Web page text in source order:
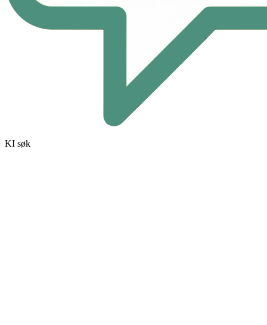
KI søk